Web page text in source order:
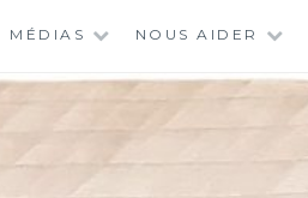
MÉDIAS NOUS AIDER